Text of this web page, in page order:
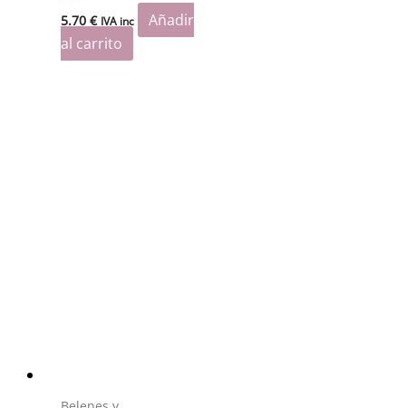
5.70€ IVA inc
Añadir
al carrito